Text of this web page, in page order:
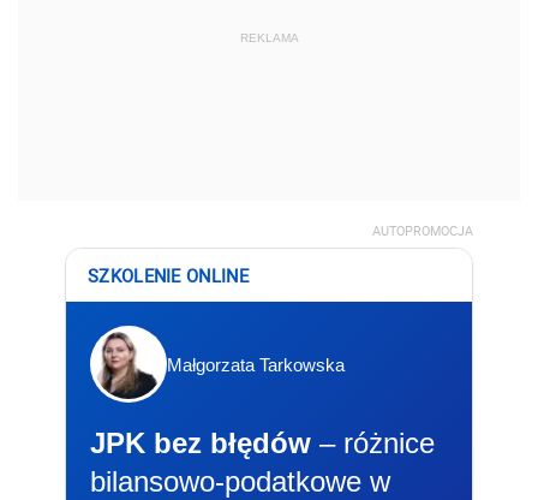
REKLAMA
AUTOPROMOCJA
SZKOLENIE ONLINE
Małgorzata Tarkowska
JPK bez błędów – różnice
bilansowo-podatkowe w